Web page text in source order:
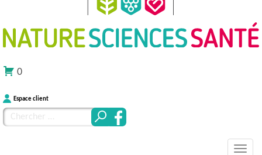
0
Espace client
Chercher
pour